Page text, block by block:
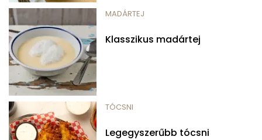
MADÁRTEJ
Klasszikus madártej
TÓCSNI
Legegyszerűbb tócsni